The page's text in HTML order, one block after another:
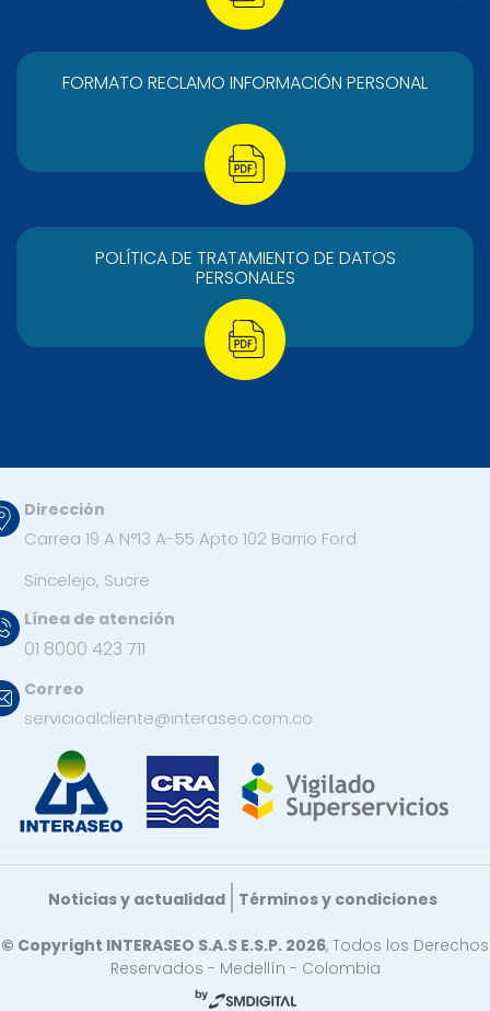
FORMATO RECLAMO INFORMACIÓN PERSONAL
POLÍTICA DE TRATAMIENTO DE DATOS
PERSONALES
Dirección
Carrea 19 A N°13 A-55 Apto 102 Barrio Ford
Sincelejo, Sucre
Línea de atención
01 8000 423 711
Correo
servicioalcliente@interaseo.com.co
Noticias y actualidad Términos y condiciones
© Copyright INTERASEO S.A.S E.S.P. 2026, Todos los Derechos
Reservados - Medellín - Colombia